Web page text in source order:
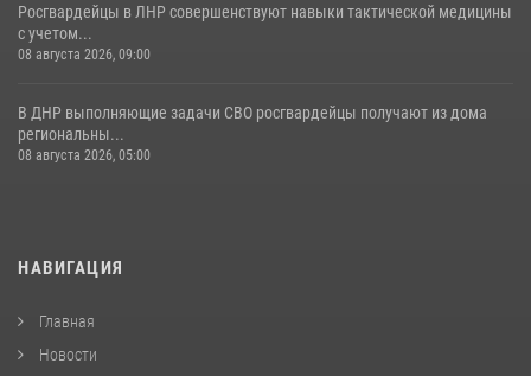
Росгвардейцы в ЛНР совершенствуют навыки тактической медицины
с учетом...
08 августа 2026, 09:00
В ДНР выполняющие задачи СВО росгвардейцы получают из дома
региональны...
08 августа 2026, 05:00
НАВИГАЦИЯ
Главная
Новости